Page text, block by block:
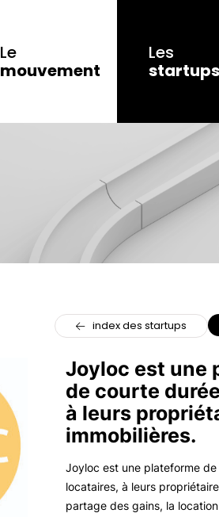
Le
mouvement
Les
startups
index des startups
Joyloc est une
de courte
à leurs
immobilières.
Joyloc est une plateforme
locataires, à leurs
partage des gains, la